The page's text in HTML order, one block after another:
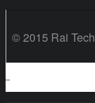
© 2015 Rai